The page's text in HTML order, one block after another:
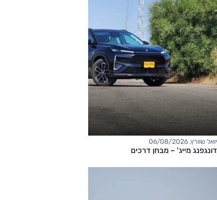
יואל שוורץ, 06/08/2026
דונגפנג מייג' – מבחן דרכים